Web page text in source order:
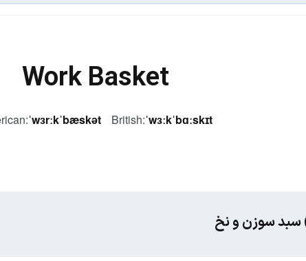
Work Basket
ˈwɜrːkˈbæskət British:ˈwɜːkˈbɑːskɪt
سبد سوزن و نخ